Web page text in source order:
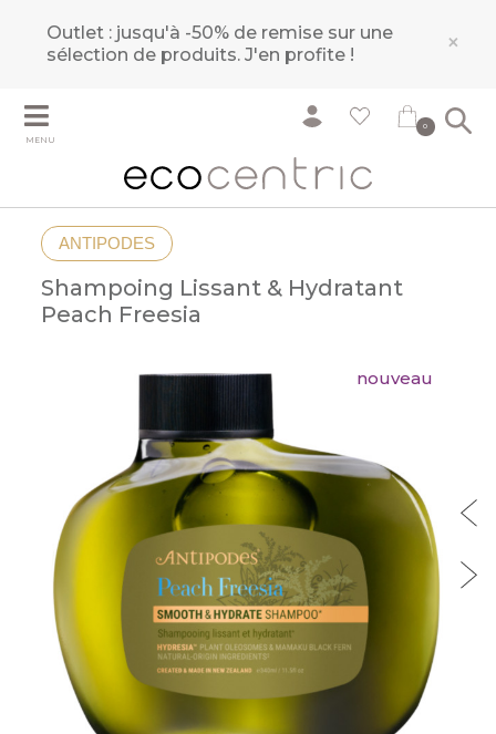
Outlet : jusqu'à -50% de remise sur une
sélection de produits.J'en profite ! ×
MENU
0
ANTIPODES
Shampoing Lissant & Hydratant
Peach Freesia
nouveau